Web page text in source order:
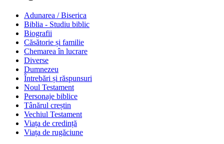
Adunarea / Biserica
Biblia - Studiu biblic
Biografii
Căsătorie și familie
Chemarea în lucrare
Diverse
Dumnezeu
Întrebări și răspunsuri
Noul Testament
Personaje biblice
Tânărul creștin
Vechiul Testament
Viața de credință
Viața de rugăciune